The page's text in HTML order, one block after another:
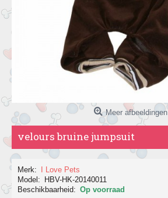
Meer afbeeldingen
velours bruine jumpsuit
Merk:
I Love Pets
Model:
HBV-HK-20140011
Beschikbaarheid: Op voorraad